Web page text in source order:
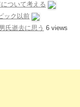
ついて考える
ック以前
氏逝去に思う 6 views